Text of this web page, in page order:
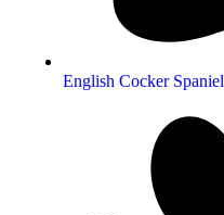
English Cocker Spaniel